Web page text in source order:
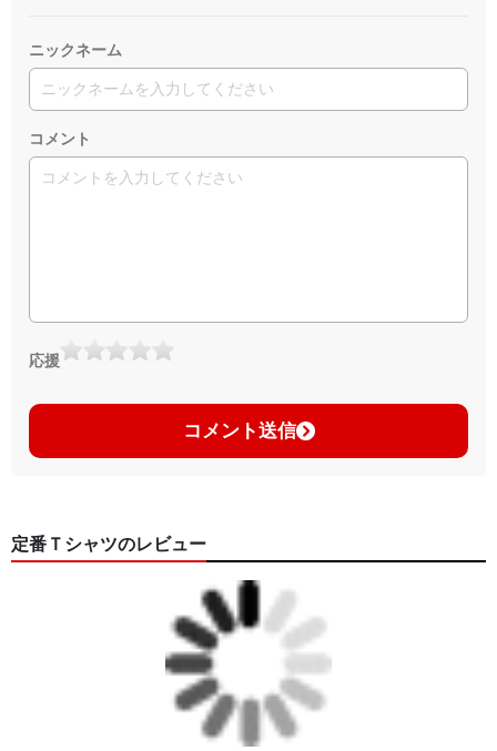
ニックネーム
コメント
応援
コメント送信
定番Ｔシャツのレビュー